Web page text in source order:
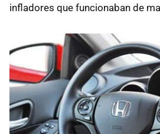
infladores que funcionaban de